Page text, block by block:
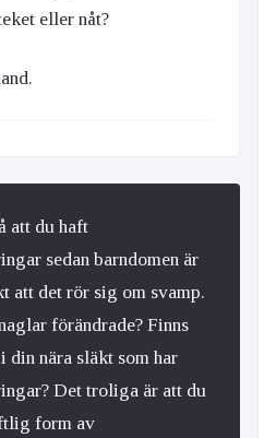
eller nåt?
att du haft
sedan barndomen är
att det rör sig om svamp.
förändrade? Finns
din nära släkt som har
Det troliga är att du
form av